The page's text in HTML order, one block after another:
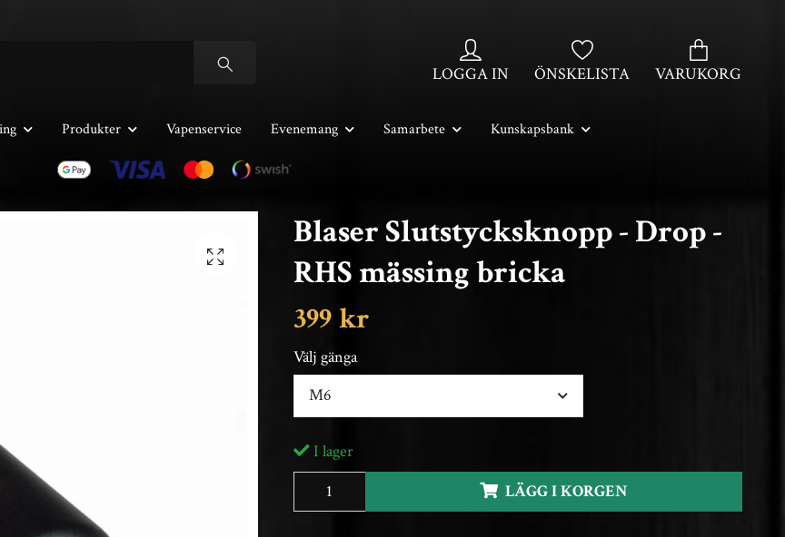
LOGGA IN ÖNSKELISTA VARUKORG
Produkter Vapenservice Evenemang Samarbete Kunskapsbank
Blaser Slutstycksknopp - Drop -
RHS mässing bricka
399 kr
Välj gänga
M6
I lager
LÄGG I KORGEN